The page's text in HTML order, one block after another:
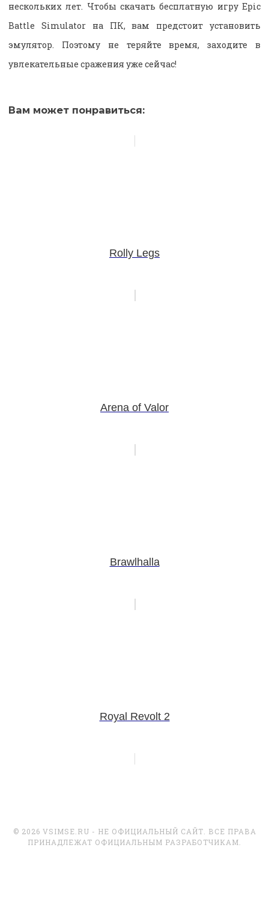
нескольких лет. Чтобы скачать бесплатную игру Epic
Battle Simulator на ПК, вам предстоит установить
эмулятор. Поэтому не теряйте время, заходите в
увлекательные сражения уже сейчас!
Вам может понравиться:
Rolly Legs
Arena of Valor
Brawlhalla
Royal Revolt 2
© 2026 VSIMSE.RU - НЕ ОФИЦИАЛЬНЫЙ САЙТ. ВСЕ ПРАВА
ПРИНАДЛЕЖАТ ОФИЦИАЛЬНЫМ РАЗРАБОТЧИКАМ.